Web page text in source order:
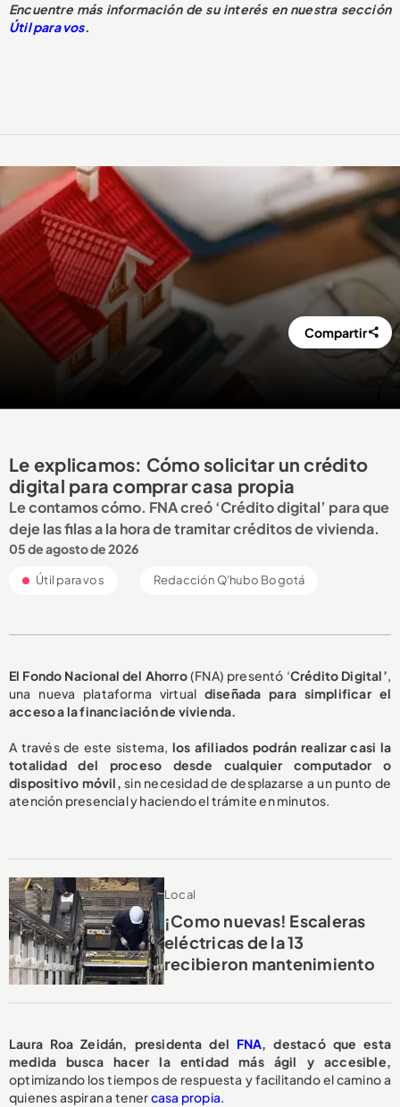
Encuentre más información de su interés en nuestra sección
Útil para vos.
Compartir
Le explicamos: Cómo solicitar un crédito
digital para comprar casa propia
Le contamos cómo. FNA creó ‘Crédito digital’ para que
deje las filas a la hora de tramitar créditos de vivienda.
05 de agosto de 2026
Útil para vos Redacción Q'hubo Bogotá
El Fondo Nacional del Ahorro(FNA) presentó ‘Crédito Digital’,
una nueva plataforma virtual diseñada para simplificar el
acceso a la financiación de vivienda.
A través de este sistema, los afiliados podrán realizar casi la
totalidad del proceso desde cualquier computador o
dispositivo móvil, sin necesidad de desplazarse a un punto de
atención presencial y haciendo el trámite en minutos.
Local
¡Como nuevas! Escaleras
eléctricas de la 13
recibieron mantenimiento
Laura Roa Zeidán, presidenta del FNA, destacó que esta
medida busca hacer la entidad más ágil y accesible,
optimizando los tiempos de respuesta y facilitando el camino a
quienes aspiran a tenercasa propia.